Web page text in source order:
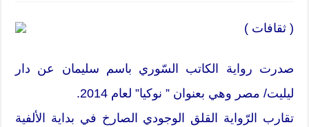
( ثقافات )
صدرت رواية الكاتب السّوري باسم سليمان عن دار
ليليت/ مصر وهي بعنوان ” نوكيا” لعام 2014.
تقارب الرّواية القلق الوجودي الصارخ في بداية الألفية